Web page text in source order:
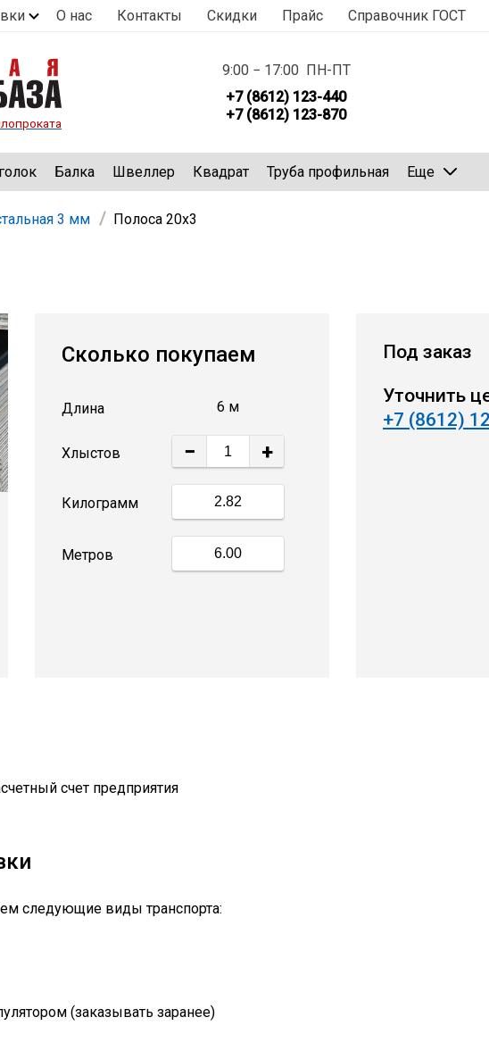
О нас Контакты Скидки Прайс Справочник ГОСТ
9:00 − 17:00 ПН-ПТ
+7 (8612) 123-440
+7 (8612) 123-870
Балка Швеллер Квадрат Труба профильная Еще
3 мм Полоса 20х3
Сколько покупаем
Длина 6 м
Хлыстов − +
Килограмм
Метров
Под заказ
Уточнить
+7 (8612)
счет предприятия
следующие виды транспорта:
(заказывать заранее)